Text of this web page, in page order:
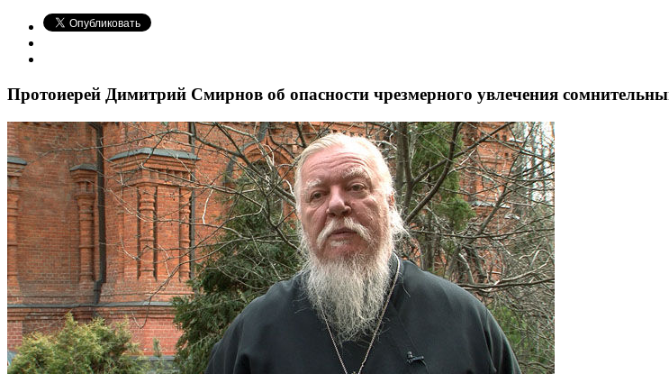
Протоиерей Димитрий Смирнов об опасности чрезмерного увлечения